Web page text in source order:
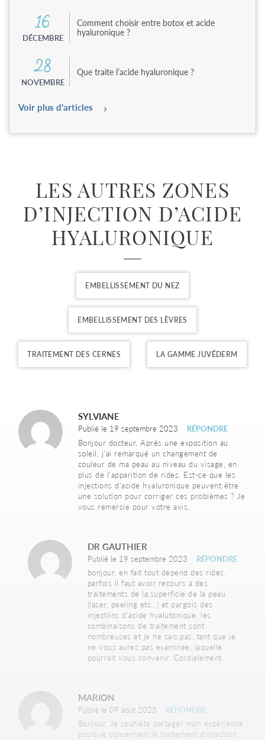
16
DÉCEMBRE
Comment choisir entre botox et acide
hyaluronique ?
28
NOVEMBRE
Que traite l’acide hyaluronique ?
Voir plus d’articles
LES AUTRES ZONES
D’INJECTION D’ACIDE
HYALURONIQUE
EMBELLISSEMENT DU NEZ
EMBELLISSEMENT DES LÈVRES
TRAITEMENT DES CERNES LA GAMME JUVÉDERM
SYLVIANE
Publié le 19 septembre 2023
RÉPONDRE
Bonjour docteur, Après une exposition au
soleil, j’ai remarqué un changement de
couleur de ma peau au niveau du visage, en
plus de l’apparition de rides. Est-ce que les
injections d’acide hyaluronique peuvent être
une solution pour corriger ces problèmes ? Je
vous remercie pour votre avis.
DR GAUTHIER
Publié le 19 septembre 2023
RÉPONDRE
bonjour, en fait tout dépend des rides.
parfois il faut avoir recours à des
traitements de la,superficie de la peau
(laser, peeling etc…) et pargois des
injectiins d’acide hyalutonique. les
combinaisons de traitement sont
nombreuses et je ne sais,pas, tant que je
ne vous aurez pas examinee, laquelle
pourrait vous convenir. Cordialement
MARION
Publié le 09 août 2023
RÉPONDRE
Bonjour, Je souhaite partager mon expérience
positive concernant le traitement d’injection